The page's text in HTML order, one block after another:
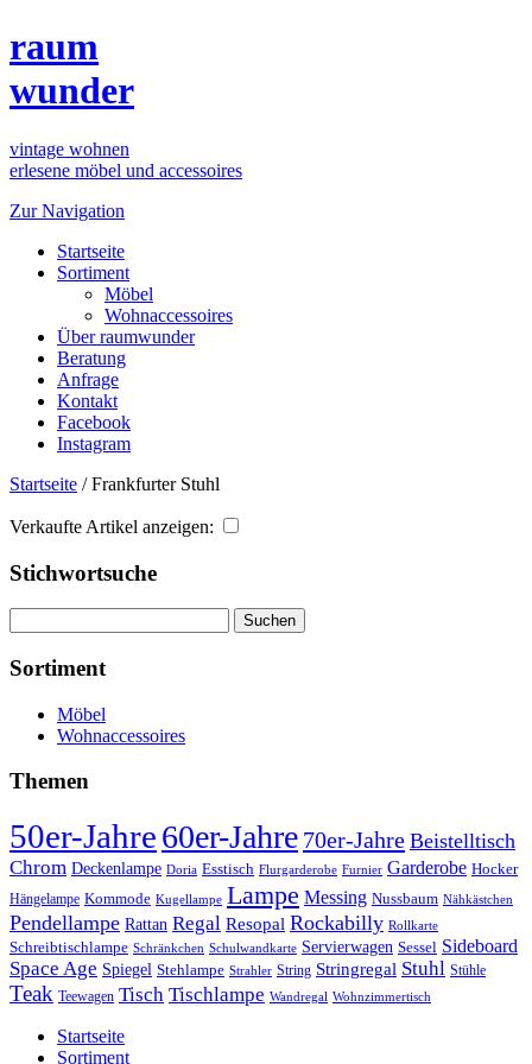
raum
wunder
vintage wohnen
erlesene möbel und accessoires
Zur Navigation
Startseite
Sortiment
Möbel
Wohnaccessoires
Über raumwunder
Beratung
Anfrage
Kontakt
Facebook
Instagram
Startseite /Frankfurter Stuhl
Verkaufte Artikel anzeigen:
Stichwortsuche
nach:
Sortiment
Möbel
Wohnaccessoires
Themen
50er-Jahre60er-Jahre 70er-Jahre Beistelltisch
Chrom Deckenlampe Doria Esstisch Flurgarderobe Furnier Garderobe Hocker
Hängelampe Kommode Kugellampe Lampe Messing Nussbaum Nähkästchen
Pendellampe Rattan Regal Resopal Rockabilly Rollkarte
Schreibtischlampe Schränkchen Schulwandkarte Servierwagen Sessel Sideboard
Space Age Spiegel Stehlampe Strahler String Stringregal Stuhl Stühle
Teak Teewagen Tisch Tischlampe Wandregal Wohnzimmertisch
Startseite
Sortiment